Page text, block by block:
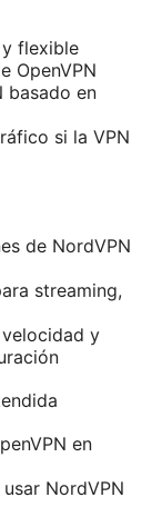
y flexible
OpenVPN
basado en
si la VPN
de NordVPN
streaming,
y
en
NordVPN